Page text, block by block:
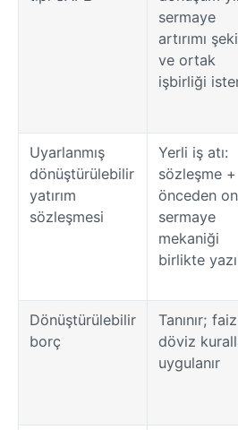
sermaye
artırımı
ve ortak
işbirliği
Uyarlanmış
dönüştürülebilir
yatırım
sözleşmesi
Yerli iş atı:
sözleşme +
önceden
sermaye
mekaniği
birlikte
Dönüştürülebilir
borç
Tanınır;
döviz
uygulanır